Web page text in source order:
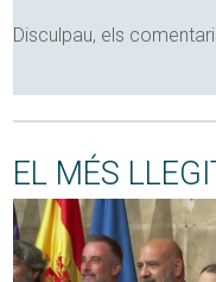
Disculpau, els
EL MÉS